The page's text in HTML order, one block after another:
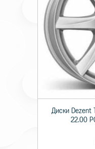
Диски Dezent
22.00